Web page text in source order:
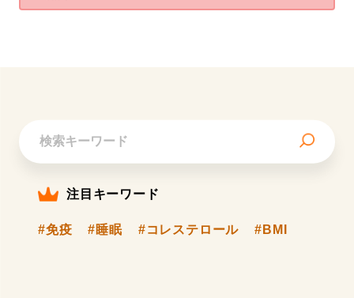
注目キーワード
#免疫 #睡眠 #コレステロール #BMI